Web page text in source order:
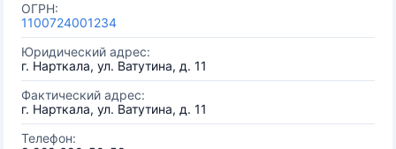
ОГРН:
1100724001234
Юридический адрес:
г. Нарткала, ул. Ватутина, д. 11
Фактический адрес:
г. Нарткала, ул. Ватутина, д. 11
Телефон: